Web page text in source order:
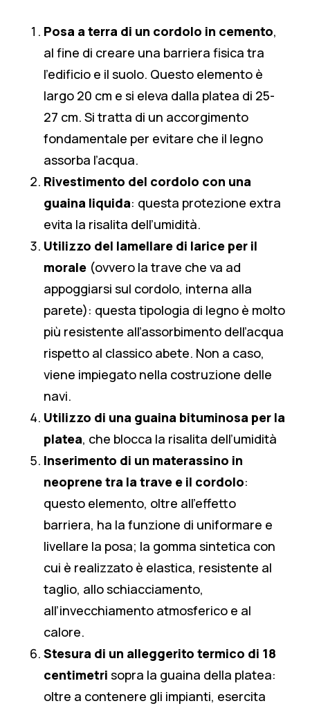
Posa a terra di un cordolo in cemento,
al fine di creare una barriera fisica tra
l’edificio e il suolo. Questo elemento è
largo 20 cm e si eleva dalla platea di 25-
27 cm. Si tratta di un accorgimento
fondamentale per evitare che il legno
assorba l’acqua.
Rivestimento del cordolo con una
guaina liquida: questa protezione extra
evita la risalita dell’umidità.
Utilizzo del lamellare di larice per il
morale (ovvero la trave che va ad
appoggiarsi sul cordolo, interna alla
parete): questa tipologia di legno è molto
più resistente all’assorbimento dell’acqua
rispetto al classico abete. Non a caso,
viene impiegato nella costruzione delle
navi.
Utilizzo di una guaina bituminosa per la
platea, che blocca la risalita dell’umidità
Inserimento di un materassino in
neoprene tra la trave e il cordolo:
questo elemento, oltre all’effetto
barriera, ha la funzione di uniformare e
livellare la posa; la gomma sintetica con
cui è realizzato è elastica, resistente al
taglio, allo schiacciamento,
all’invecchiamento atmosferico e al
calore.
Stesura di un alleggerito termico di 18
centimetri sopra la guaina della platea:
oltre a contenere gli impianti, esercita